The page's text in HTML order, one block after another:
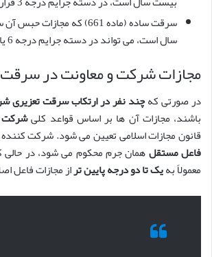
سرقت ساده (ماده 661) که
سال است، می تواند در دسته جرایم درجه 6 یا 7 قرار گیرد.
مجازات شرکت و معاونت در
در صورتی کهچند نفر در ارتکاب سرقت تعزیری
باشند، مجازات آن ها بر اساس قواعد کلیشرکت
قانون مجازات اسلامی تعیین می شود. شرکت
فاعل مستقلهمان جرم محکوم می شود، در
معمولاً بهیک تا دو درجه پایین تراز مجازات فاعل